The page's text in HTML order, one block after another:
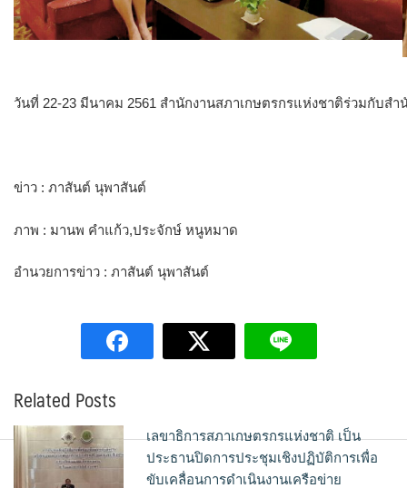
วันที่ 22-23 มีนาคม 2561 สำนักงานสภาเกษตรกรแห่งชาติร่วมกับ
ข่าว : ภาสันต์ นุพาสันต์
ภาพ : มานพ คำแก้ว,ประจักษ์ หนูหมาด
อำนวยการข่าว : ภาสันต์ นุพาสันต์
Related Posts
เลขาธิการสภาเกษตรกรแห่งชาติ เป็น
ประธานปิดการประชุมเชิงปฏิบัติการเพื่อ
ขับเคลื่อนการดำเนินงานเครือข่าย